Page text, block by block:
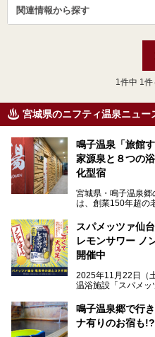
関連情報から探す
1 件中 1
宮城県のニフティ温泉ニュー
鳴子温泉「旅館
家源泉と８つの
化型宿
宮城県・鳴子温泉郷
は、創業150年超の
を利用したサウナ
注目のスポットで
特筆すべきは、館内
エーション。“温泉
温泉郷の中でも、3
力は折り紙付き。
の全貌を詳細レビュ
スパメッツァ仙
レモンサワー ノ
開催中
2025年11月22日（
温浴施設「スパメッ
「サッポロ 濃い搾
配布します。さらに
ルサワー ノンアル
鳴子温泉郷で行
ナ有りのお宿も!?